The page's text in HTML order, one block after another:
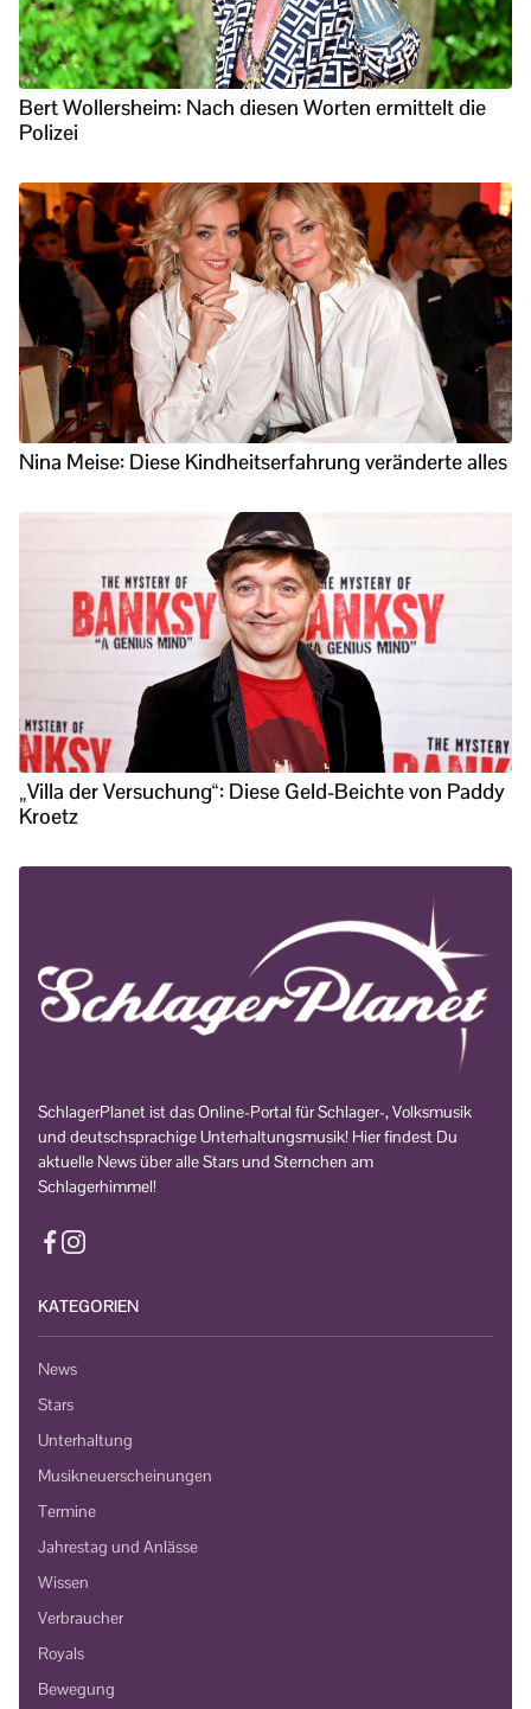
Bert Wollersheim: Nach diesen Worten ermittelt die
Polizei
Nina Meise: Diese Kindheitserfahrung veränderte alles
„Villa der Versuchung“: Diese Geld-Beichte von Paddy
Kroetz
SchlagerPlanet ist das Online-Portal für Schlager-, Volksmusik
und deutschsprachige Unterhaltungsmusik! Hier findest Du
aktuelle News über alle Stars und Sternchen am
Schlagerhimmel!
KATEGORIEN
News
Stars
Unterhaltung
Musikneuerscheinungen
Termine
Jahrestag und Anlässe
Wissen
Verbraucher
Royals
Bewegung